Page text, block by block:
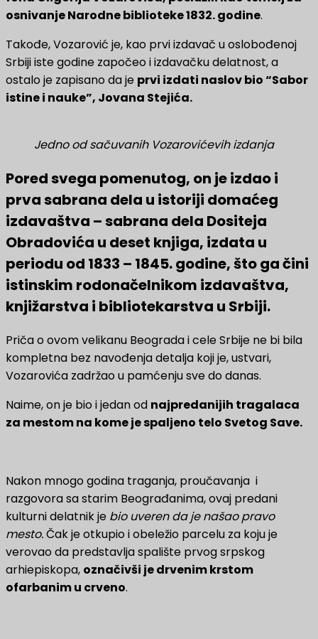
osnivanje Narodne biblioteke 1832. godine.
Takođe, Vozarović je, kao prvi izdavač u oslobođenoj
Srbiji iste godine započeo i izdavačku delatnost, a
ostalo je zapisano da je prvi izdati naslov bio “Sabor
istine i nauke”, Jovana Stejića.
Jedno od sačuvanih Vozarovićevih izdanja
Pored svega pomenutog, on je izdao i
prva sabrana dela u istoriji domaćeg
izdavaštva – sabrana dela Dositeja
Obradovića u deset knjiga, izdata u
periodu od 1833 – 1845. godine, što ga čini
istinskim rodonačelnikom izdavaštva,
knjižarstva i bibliotekarstva u Srbiji.
Priča o ovom velikanu Beograda i cele Srbije ne bi bila
kompletna bez navođenja detalja koji je, ustvari,
Vozarovića zadržao u pamćenju sve do danas.
Naime, on je bio i jedan od najpredanijih tragalaca
za mestom na kome je spaljeno telo Svetog Save.
Nakon mnogo godina traganja, proučavanja i
razgovora sa starim Beograđanima, ovaj predani
kulturni delatnik je bio uveren da je našao pravo
mesto.Čak je otkupio i obeležio parcelu za koju je
verovao da predstavlja spalište prvog srpskog
arhiepiskopa, označivši je drvenim krstom
ofarbanim u crveno.